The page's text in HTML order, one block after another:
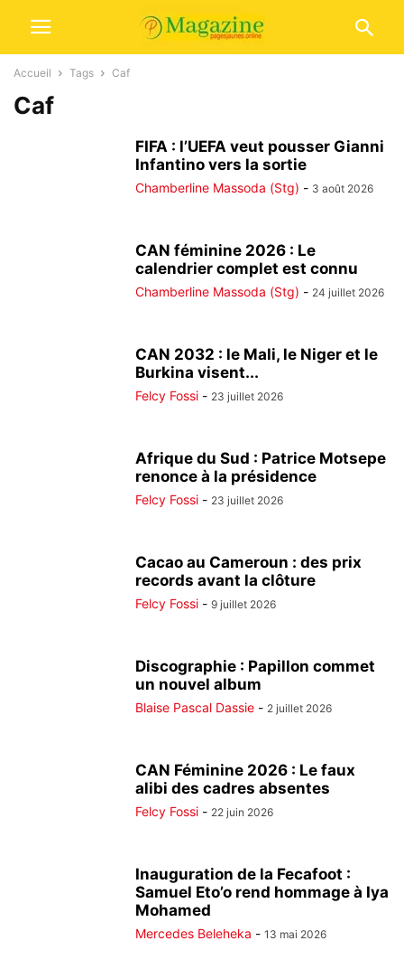
Accueil Tags Caf
Caf
FIFA : l’UEFA veut pousser Gianni
Infantino vers la sortie
Chamberline Massoda (Stg) - 3 août 2026
CAN féminine 2026 : Le
calendrier complet est connu
Chamberline Massoda (Stg) - 24 juillet 2026
CAN 2032 : le Mali, le Niger et le
Burkina visent...
Felcy Fossi - 23 juillet 2026
Afrique du Sud : Patrice Motsepe
renonce à la présidence
Felcy Fossi - 23 juillet 2026
Cacao au Cameroun : des prix
records avant la clôture
Felcy Fossi - 9 juillet 2026
Discographie : Papillon commet
un nouvel album
Blaise Pascal Dassie - 2 juillet 2026
CAN Féminine 2026 : Le faux
alibi des cadres absentes
Felcy Fossi - 22 juin 2026
Inauguration de la Fecafoot :
Samuel Eto’o rend hommage à Iya
Mohamed
Mercedes Beleheka - 13 mai 2026